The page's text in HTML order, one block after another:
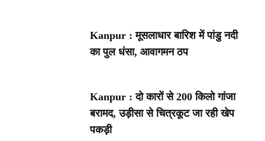
Kanpur : मूसलाधार बारिश में पांडु नदी
का पुल धंसा, आवागमन ठप
Kanpur : दो कारों से 200 किलो गांजा
बरामद, उड़ीसा से चित्रकूट जा रही खेप
पकड़ी